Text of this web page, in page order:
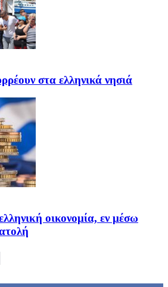
στα ελληνικά νησιά
οικονομία, εν μέσω